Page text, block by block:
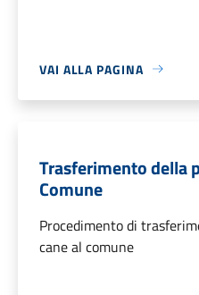
VAI ALLA PAGINA
Trasferimento della
Comune
Procedimento di
cane al comune